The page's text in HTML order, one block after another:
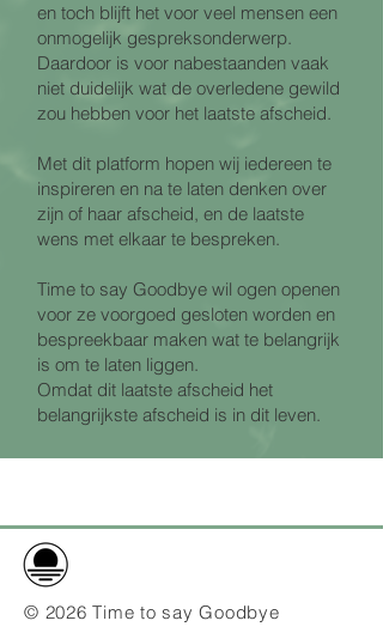
en toch blijft het voor veel mensen een
onmogelijk gespreksonderwerp.
Daardoor is voor nabestaanden vaak
niet duidelijk wat de overledene gewild
zou hebben voor het laatste afscheid.
Met dit platform hopen wij iedereen te
inspireren en na te laten denken over
zijn of haar afscheid, en de laatste
wens met elkaar te bespreken.
Time to say Goodbye wil ogen openen
voor ze voorgoed gesloten worden en
bespreekbaar maken wat te belangrijk
is om te laten liggen.
Omdat dit laatste afscheid het
belangrijkste afscheid is in dit leven.
© 2026 Time to say Goodbye